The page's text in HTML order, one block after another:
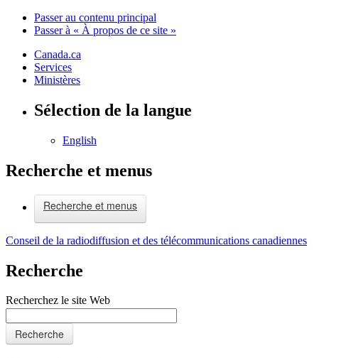
Passer au contenu principal
Passer à « À propos de ce site »
Canada.ca
Services
Ministères
Sélection de la langue
English
Recherche et menus
Recherche et menus
Conseil de la radiodiffusion et des télécommunications canadiennes
Recherche
Recherchez le site Web
Recherche